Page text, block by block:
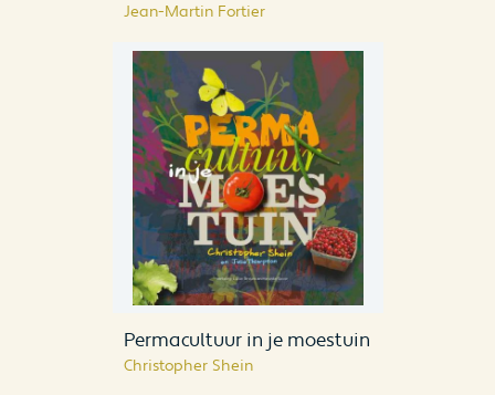
Jean-Martin Fortier
Permacultuur in je moestuin
Christopher Shein